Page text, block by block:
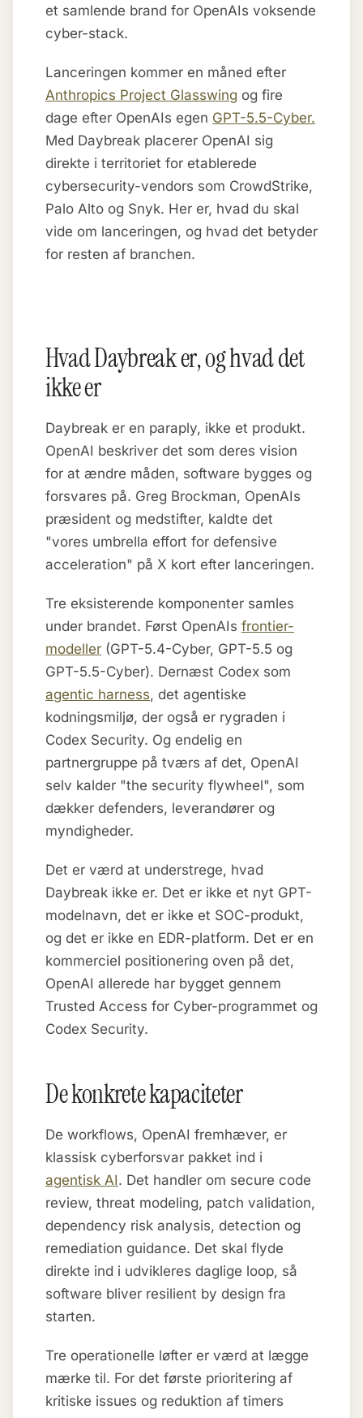
et samlende brand for OpenAIs voksende
cyber-stack.
Lanceringen kommer en måned efter
Anthropics Project Glasswing og fire
dage efter OpenAIs egen GPT-5.5-Cyber.
Med Daybreak placerer OpenAI sig
direkte i territoriet for etablerede
cybersecurity-vendors som CrowdStrike,
Palo Alto og Snyk. Her er, hvad du skal
vide om lanceringen, og hvad det betyder
for resten af branchen.
Hvad Daybreak er, og hvad det
ikke er
Daybreak er en paraply, ikke et produkt.
OpenAI beskriver det som deres vision
for at ændre måden, software bygges og
forsvares på. Greg Brockman, OpenAIs
præsident og medstifter, kaldte det
"vores umbrella effort for defensive
acceleration" på X kort efter lanceringen.
Tre eksisterende komponenter samles
under brandet. Først OpenAIs frontier-
modeller (GPT-5.4-Cyber, GPT-5.5 og
GPT-5.5-Cyber). Dernæst Codex som
agentic harness, det agentiske
kodningsmiljø, der også er rygraden i
Codex Security. Og endelig en
partnergruppe på tværs af det, OpenAI
selv kalder "the security flywheel", som
dækker defenders, leverandører og
myndigheder.
Det er værd at understrege, hvad
Daybreak ikke er. Det er ikke et nyt GPT-
modelnavn, det er ikke et SOC-produkt,
og det er ikke en EDR-platform. Det er en
kommerciel positionering oven på det,
OpenAI allerede har bygget gennem
Trusted Access for Cyber-programmet og
Codex Security.
De konkrete kapaciteter
De workflows, OpenAI fremhæver, er
klassisk cyberforsvar pakket ind i
agentisk AI. Det handler om secure code
review, threat modeling, patch validation,
dependency risk analysis, detection og
remediation guidance. Det skal flyde
direkte ind i udvikleres daglige loop, så
software bliver resilient by design fra
starten.
Tre operationelle løfter er værd at lægge
mærke til. For det første prioritering af
kritiske issues og reduktion af timers